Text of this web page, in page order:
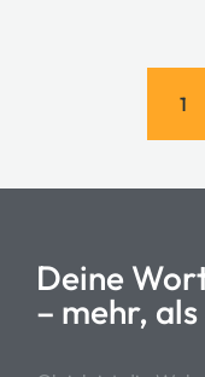
1
Deine
– mehr,